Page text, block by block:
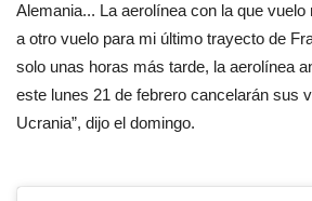
Alemania... La aerolínea con la que
a otro vuelo para mi último trayecto de
solo unas horas más tarde, la aerolínea
este lunes 21 de febrero cancelarán sus
Ucrania”, dijo el domingo.